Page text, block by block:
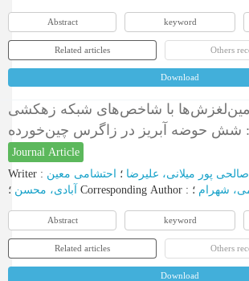
Abstract keyword
Related articles Others
Download
زمین‌لغزش‌ها با شاخص‌های شبکه زهکشی
Journal Article
Writer : صالحی پور میلانی، علیرضا ؛
احتشامی معین
آبادی، محسن Corresponding Author : شهرام ؛
Abstract keyword
Related articles Others
Download